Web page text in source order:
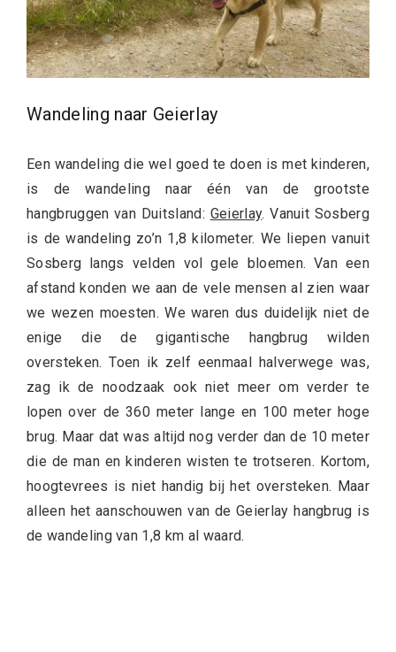
Wandeling naar Geierlay
Een wandeling die wel goed te doen is met kinderen,
is de wandeling naar één van de grootste
hangbruggen van Duitsland: Geierlay. Vanuit Sosberg
is de wandeling zo’n 1,8 kilometer. We liepen vanuit
Sosberg langs velden vol gele bloemen. Van een
afstand konden we aan de vele mensen al zien waar
we wezen moesten. We waren dus duidelijk niet de
enige die de gigantische hangbrug wilden
oversteken. Toen ik zelf eenmaal halverwege was,
zag ik de noodzaak ook niet meer om verder te
lopen over de 360 meter lange en 100 meter hoge
brug. Maar dat was altijd nog verder dan de 10 meter
die de man en kinderen wisten te trotseren. Kortom,
hoogtevrees is niet handig bij het oversteken. Maar
alleen het aanschouwen van de Geierlay hangbrug is
de wandeling van 1,8 km al waard.